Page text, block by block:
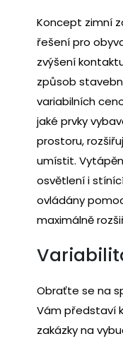
Koncept zimní
řešení pro
zvýšení
způsob
variabilních
jaké prvky
prostoru,
umístit.
osvětlení i
ovládány
maximálně
Obraťte se na
Vám představí
zakázky na